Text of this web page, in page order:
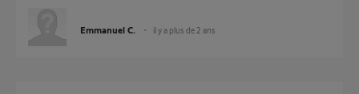
Emmanuel C. il y a plus de 2 ans